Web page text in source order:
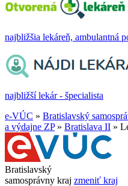
najbližšia lekáreň, ambulantná
najbližší lekár - špecialista
e-VÚC » Bratislavský
a výdajne ZP» Bratislava II »
Bratislavský
samosprávny kraj zmeniť kraj